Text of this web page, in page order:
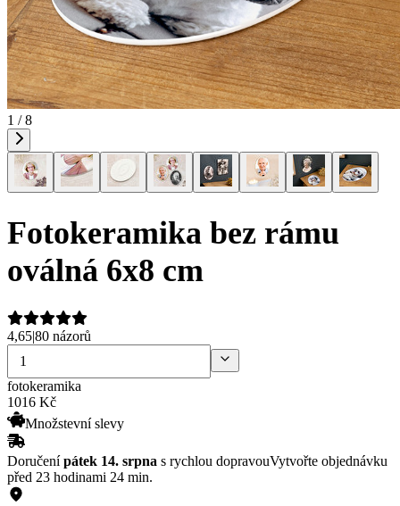
1 / 8
Fotokeramika bez rámu
oválná 6x8 cm
4,65|80 názorů
fotokeramika
1016 Kč
Množstevní slevy
Doručenípátek 14. srpna s rychlou dopravouVytvořte objednávku
před 23 hodinami 24 min.